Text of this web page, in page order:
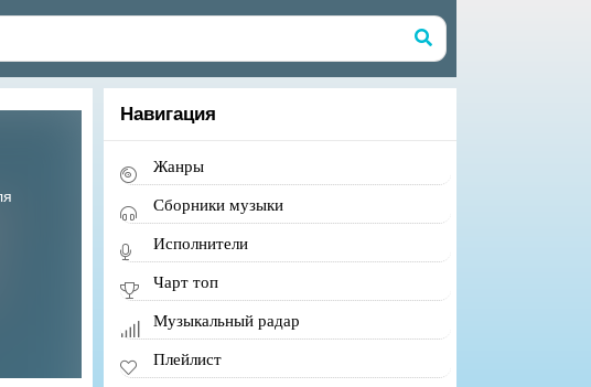
Навигация
Жанры
Сборники музыки
Исполнители
Чарт топ
Музыкальный радар
Плейлист